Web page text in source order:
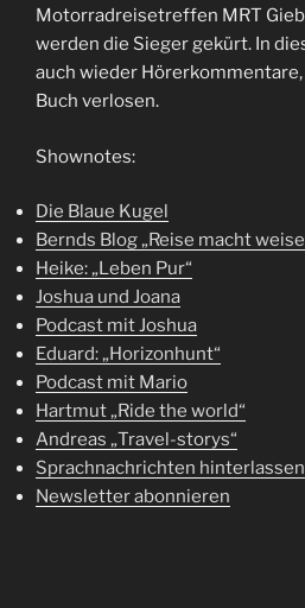
Motorradreisetreffen MRT
werden die Sieger gekürt. In
auch wieder
Buch verlosen.
Shownotes:
Die Blaue Kugel
Bernds Blog „Reise macht
Heike: „Leben Pur“
Joshua und Joana
Podcast mit Joshua
Eduard: „Horizonhunt“
Podcast mit Mario
Hartmut „Ride the world“
Andreas „Travel-storys“
Sprachnachrichten hinterlassen
Newsletter abonnieren